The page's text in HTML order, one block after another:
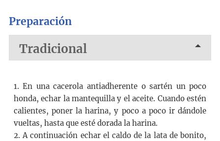
Preparación
Tradicional
1. En una cacerola antiadherente o sartén un poco
honda, echar la mantequilla y el aceite. Cuando estén
calientes, poner la harina, y poco a poco ir dándole
vueltas, hasta que esté dorada la harina.
2. A continuación echar el caldo de la lata de bonito,